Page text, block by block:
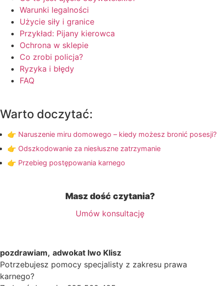
Warunki legalności
Użycie siły i granice
Przykład: Pijany kierowca
Ochrona w sklepie
Co zrobi policja?
Ryzyka i błędy
FAQ
Warto doczytać:
👉 Naruszenie miru domowego – kiedy możesz bronić posesji?
👉 Odszkodowanie za niesłuszne zatrzymanie
👉 Przebieg postępowania karnego
Masz dość czytania?
Umów konsultację
pozdrawiam, adwokat Iwo Klisz
Potrzebujesz pomocy specjalisty z zakresu prawa
karnego?